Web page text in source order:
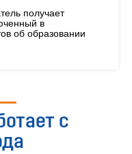
получает
в
об образовании
с